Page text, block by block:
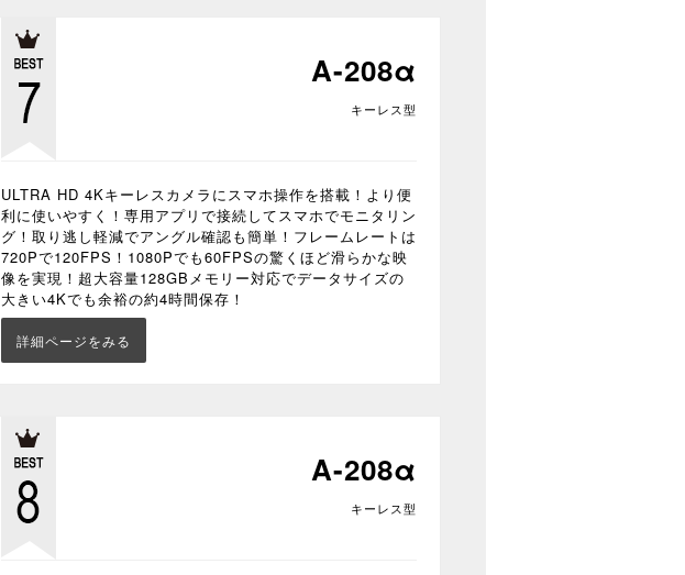
A-208α
キーレス型
ULTRA HD 4Kキーレスカメラにスマホ操作を搭載！より便
利に使いやすく！専用アプリで接続してスマホでモニタリン
グ！取り逃し軽減でアングル確認も簡単！フレームレートは
720Pで120FPS！1080Pでも60FPSの驚くほど滑らかな映
像を実現！超大容量128GBメモリー対応でデータサイズの
大きい4Kでも余裕の約4時間保存！
詳細ページをみる
A-208α
キーレス型